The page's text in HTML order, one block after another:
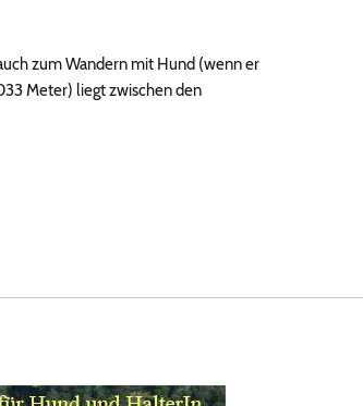
zum Wandern mit Hund (wenn er
Meter) liegt zwischen den